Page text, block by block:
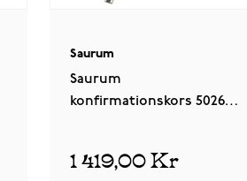
Saurum
Saurum
konfirmationskors 5026
1 419,00 Kr